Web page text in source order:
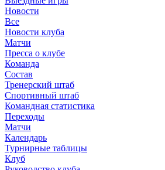
Новости
Все
Новости клуба
Матчи
Пресса о клубе
Команда
Состав
Тренерский штаб
Спортивный штаб
Командная статистика
Переходы
Матчи
Календарь
Турнирные таблицы
Клуб